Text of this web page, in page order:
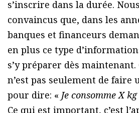
s’inscrire dans la durée.
convaincus que, dans les
banques et financeurs
en plus ce type
s’y préparer dès maintenant.
n’est pas seulement de faire
pour dire: « Je consomme X
Ce qui est important, c’est